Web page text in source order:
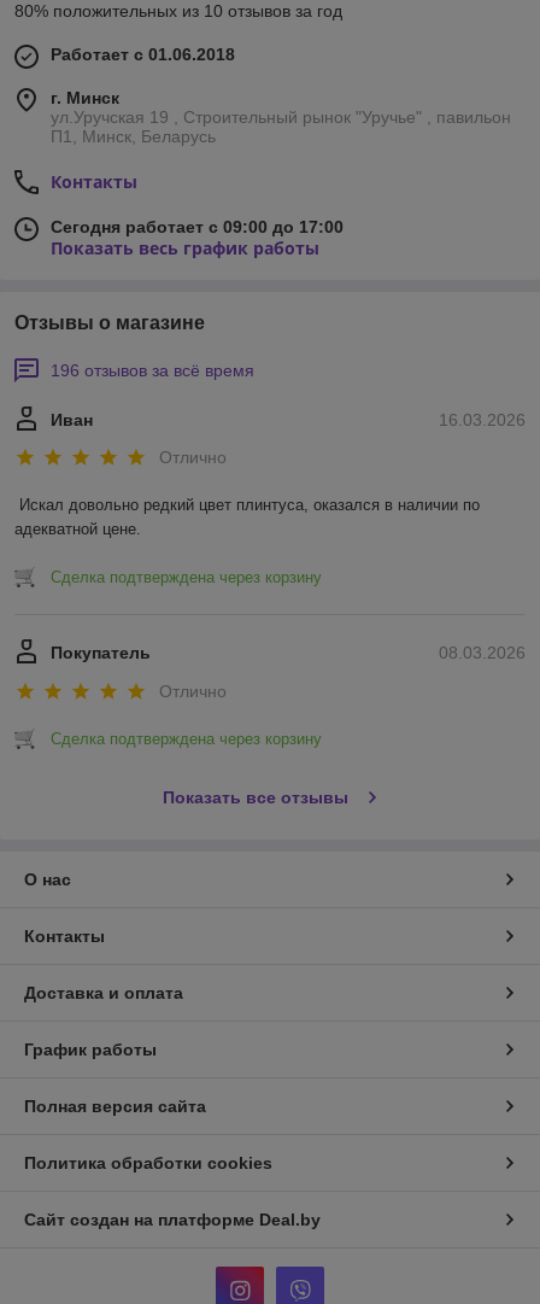
80% положительных из 10 отзывов за год
Работает с 01.06.2018
г. Минск
ул.Уручская 19 , Строительный рынок "Уручье" , павильон
П1, Минск, Беларусь
Контакты
Сегодня работает с 09:00 до 17:00
Показать весь график работы
Отзывы о магазине
196 отзывов за всё время
16.03.2026
Иван
Отлично
Искал довольно редкий цвет плинтуса, оказался в наличии по
адекватной цене.
Сделка подтверждена через корзину
08.03.2026
Покупатель
Отлично
Сделка подтверждена через корзину
Показать все отзывы
О нас
Контакты
Доставка и оплата
График работы
Полная версия сайта
Политика обработки cookies
Сайт создан на платформе Deal.by